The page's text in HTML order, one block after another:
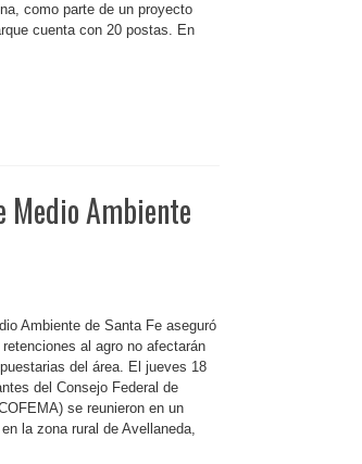
como parte de un proyecto
cuenta con 20 postas. En
Medio Ambiente
Ambiente de Santa Fe aseguró
al agro no afectarán
del área. El jueves 18
del Consejo Federal de
se reunieron en un
la zona rural de Avellaneda,